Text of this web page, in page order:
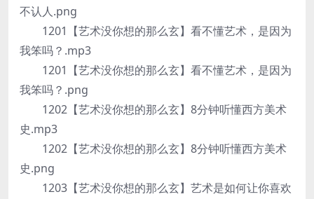
不认人.png
1201【艺术没你想的那么玄】看不懂艺术，是因为
我笨吗？.mp3
1201【艺术没你想的那么玄】看不懂艺术，是因为
我笨吗？.png
1202【艺术没你想的那么玄】8分钟听懂西方美术
史.mp3
1202【艺术没你想的那么玄】8分钟听懂西方美术
史.png
1203【艺术没你想的那么玄】艺术是如何让你喜欢